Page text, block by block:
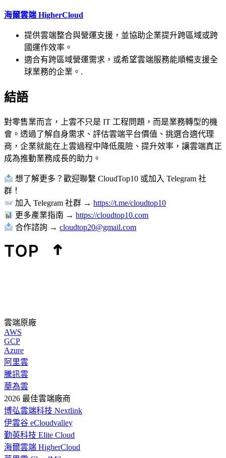
海爾雲端 HigherCloud
提供雲端整合與營運支援，並協助企業提升跨區域或跨
國運作效率。
適合有跨區域營運需求，或希望雲端服務能順暢支援全
球業務的企業。.
結語
對零售業而言，上雲不只是 IT 工程問題，而是業務轉型的機
會。透過了解自身需求、評估雲端平台價值、挑選合適代理
商，企業就能在上雲過程中降低風險、提升效率，讓雲端真正
成為推動業務成長的助力。
想了解更多？歡迎聯繫 CloudTop10 或加入 Telegram 社
群！
加入 Telegram 社群 →https://t.me/cloudtop10
更多產業指南 →https://cloudtop10.com
合作諮詢 →cloudtop20@gmail.com
雲端原廠
AWS
GCP
Azure
阿里雲
騰訊雲
華為雲
2026 最佳雲端廠商
博弘雲端科技 Nextlink
伊雲谷 eCloudvalley
勤英科技 Elite Cloud
海爾雲端 HigherCloud